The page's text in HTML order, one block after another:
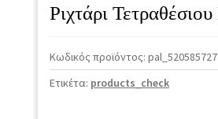
Ριχτάρι
Κωδικός προϊόντος:
Ετικέτα: products_check